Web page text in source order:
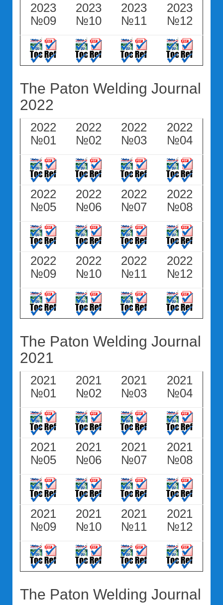
2023
№09
2023
№10
2023
№11
2023
№12
The Paton Welding Journal
2022
2022
№01
2022
№02
2022
№03
2022
№04
2022
№05
2022
№06
2022
№07
2022
№08
2022
№09
2022
№10
2022
№11
2022
№12
The Paton Welding Journal
2021
2021
№01
2021
№02
2021
№03
2021
№04
2021
№05
2021
№06
2021
№07
2021
№08
2021
№09
2021
№10
2021
№11
2021
№12
The Paton Welding Journal